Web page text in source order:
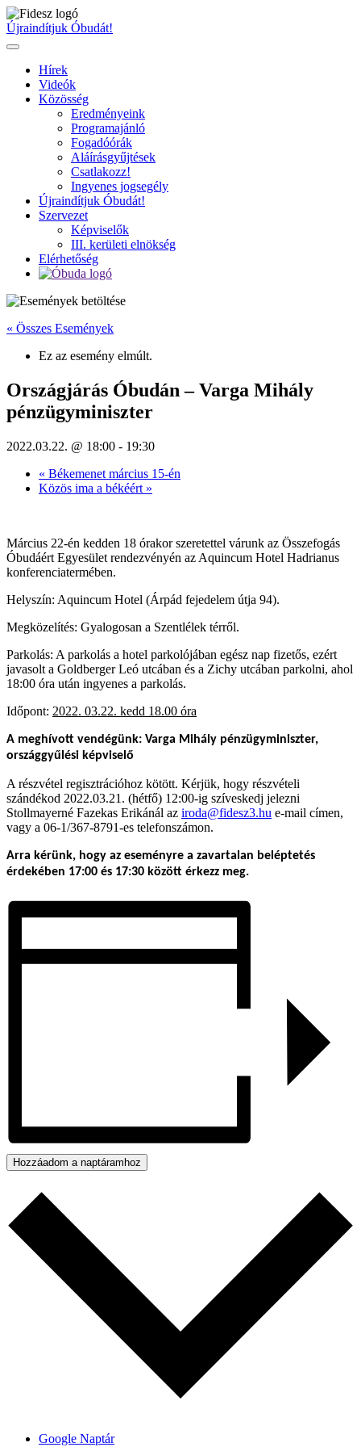
Ugrás
a
tartalomhoz
Újraindítjuk Óbudát!
Hírek
Videók
Közösség
Eredményeink
Programajánló
Fogadóórák
Aláírásgyűjtések
Csatlakozz!
Ingyenes jogsegély
Újraindítjuk Óbudát!
Szervezet
Képviselők
III. kerületi elnökség
Elérhetőség
« Összes Események
Ez az esemény elmúlt.
Országjárás Óbudán – Varga Mihály
pénzügyminiszter
2022.03.22. @ 18:00 - 19:30
« Békemenet március 15-én
Közös ima a békéért »
Március 22-én kedden 18 órakor szeretettel várunk az Összefogás
Óbudáért Egyesület rendezvényén az Aquincum Hotel Hadrianus
konferenciatermében.
Helyszín: Aquincum Hotel (Árpád fejedelem útja 94).
Megközelítés: Gyalogosan a Szentlélek térről.
Parkolás: A parkolás a hotel parkolójában egész nap fizetős, ezért
javasolt a Goldberger Leó utcában és a Zichy utcában parkolni, ahol
18:00 óra után ingyenes a parkolás.
Időpont: 2022. 03.22. kedd 18.00 óra
A meghívott vendégünk: Varga Mihály pénzügyminiszter,
országgyűlési képviselő
A részvétel regisztrációhoz kötött. Kérjük, hogy részvételi
szándékod 2022.03.21. (hétfő) 12:00-ig szíveskedj jelezni
Stollmayerné Fazekas Erikánál az iroda@fidesz3.hu e-mail címen,
vagy a 06-1/367-8791-es telefonszámon.
Arra kérünk, hogy az eseményre a zavartalan beléptetés
érdekében 17:00 és 17:30 között érkezz meg.
Hozzáadom a naptáramhoz
Google Naptár